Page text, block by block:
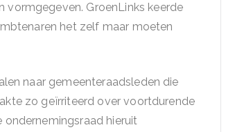
GroenLinks keerde
het zelf maar moeten
naar gemeenteraadsleden die
zo geïrriteerd over voortdurende
ondernemingsraad hieruit